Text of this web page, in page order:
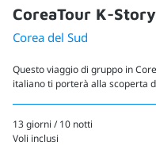
CoreaTour K-Story
Corea del Sud
Questo viaggio di gruppo in
italiano ti porterà alla scoperta
13 giorni / 10 notti
Voli inclusi